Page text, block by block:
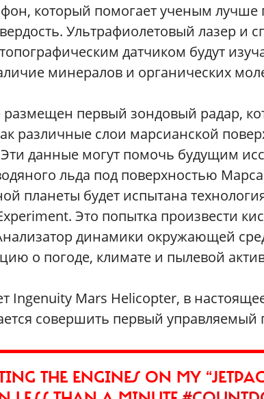
который помогает ученым лучше
Ультрафиолетовый лазер и
датчиком будут
минералов и органических
размещен первый зондовый радар,
различные слои марсианской
данные могут помочь будущим
льда под поверхностью
планеты будет испытана
Это попытка произвести
динамики окружающей
о погоде, климате и пылевой
Ingenuity Mars Helicopter, в
совершить первый управляемый
THE ENGINES ON MY